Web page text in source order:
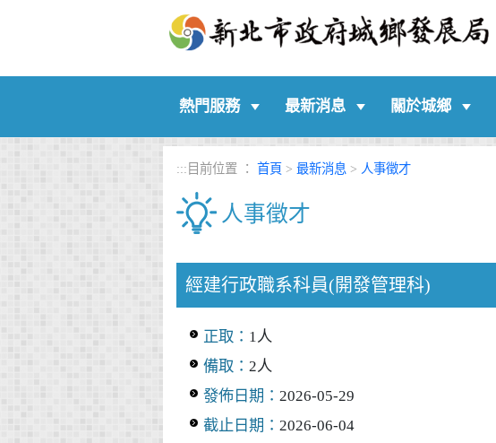
熱門服務 最新消息 關於城鄉
::: 目前位置 ： 首頁 > 最新消息 > 人事徵才
人事徵才
經建行政職系科員(開發管理科)
正取： 1人
備取： 2人
發佈日期： 2026-05-29
截止日期： 2026-06-04